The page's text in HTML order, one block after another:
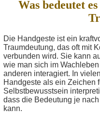
Was bedeutet
Die Handgeste ist ein
Traumdeutung, das oft mit
verbunden wird. Sie kann
wie man sich im
anderen interagiert. In
Handgeste als ein Zeichen
Selbstbewusstsein
dass die Bedeutung je
kann.